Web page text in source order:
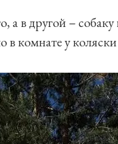
а в другой – собаку
комнате у